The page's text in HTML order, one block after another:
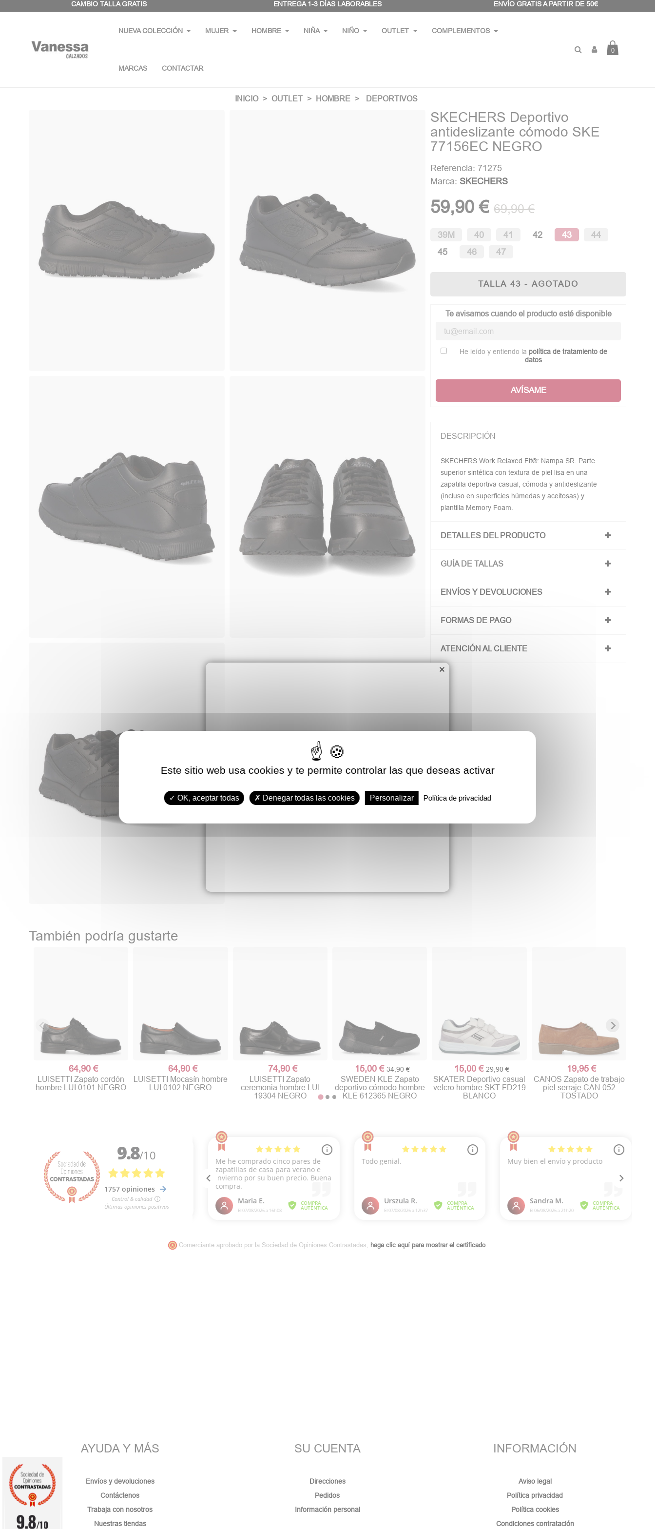
CAMBIO TALLA GRATIS ENTREGA 1-3 DÍAS LABORABLES ENVÍO GRATIS A PARTIR DE 50€
NUEVA COLECCIÓN MUJER HOMBRE NIÑA NIÑO OUTLET COMPLEMENTOS
MARCAS CONTACTAR
0
INICIO OUTLET HOMBRE DEPORTIVOS
SKECHERS Deportivo
antideslizante cómodo SKE
77156EC NEGRO
Referencia: 71275
Marca: SKECHERS
59,90 € 69,90 €
39M 40 41 42 43
44
45
46 47
TALLA 43 - AGOTADO
Te avisamos cuando el producto esté disponible
He leído y entiendo la política de tratamiento de
datos
AVÍSAME
DESCRIPCIÓN
SKECHERS Work Relaxed Fit®: Nampa SR. Parte
superior sintética con textura de piel lisa en una
zapatilla deportiva casual, cómoda y antideslizante
(incluso en superficies húmedas y aceitosas) y
plantilla Memory Foam.
DETALLES DEL PRODUCTO
GUÍA DE TALLAS
ENVÍOS Y DEVOLUCIONES
FORMAS DE PAGO
ATENCIÓN AL CLIENTE
También podría gustarte
64,90 €
LUISETTI Zapato cordón
hombre LUI 0101 NEGRO
64,90 €
LUISETTI Mocasín hombre
LUI 0102 NEGRO
74,90 €
LUISETTI Zapato
ceremonia hombre LUI
19304 NEGRO
15,00 €34,90 €
SWEDEN KLE Zapato
deportivo cómodo hombre
KLE 612365 NEGRO
15,00 €29,90 €
SKATER Deportivo casual
velcro hombre SKT FD219
BLANCO
19,95 €
CANOS Zapato de trabajo
piel serraje CAN 052
TOSTADO
Comerciante aprobado por la Sociedad de Opiniones Contrastadas, haga clic aquí para mostrar el certificado.
AYUDA Y MÁS
Envíos y devoluciones
Contáctenos
Trabaja con nosotros
Nuestras tiendas
SU CUENTA
Direcciones
Pedidos
Información personal
INFORMACIÓN
Aviso legal
Política privacidad
Política cookies
Condiciones contratación
×
9.8/10
Panel de gestión de cookies
Este sitio web usa cookies y te permite controlar las que deseas activar
OK, aceptar todas Denegar todas las cookies Personalizar Política de privacidad